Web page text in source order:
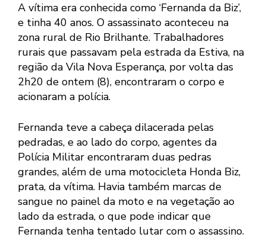
A vítima era conhecida como ‘Fernanda da Biz’,
e tinha 40 anos. O assassinato aconteceu na
zona rural de Rio Brilhante. Trabalhadores
rurais que passavam pela estrada da Estiva, na
região da Vila Nova Esperança, por volta das
2h20 de ontem (8), encontraram o corpo e
acionaram a polícia.
Fernanda teve a cabeça dilacerada pelas
pedradas, e ao lado do corpo, agentes da
Polícia Militar encontraram duas pedras
grandes, além de uma motocicleta Honda Biz,
prata, da vítima. Havia também marcas de
sangue no painel da moto e na vegetação ao
lado da estrada, o que pode indicar que
Fernanda tenha tentado lutar com o assassino.